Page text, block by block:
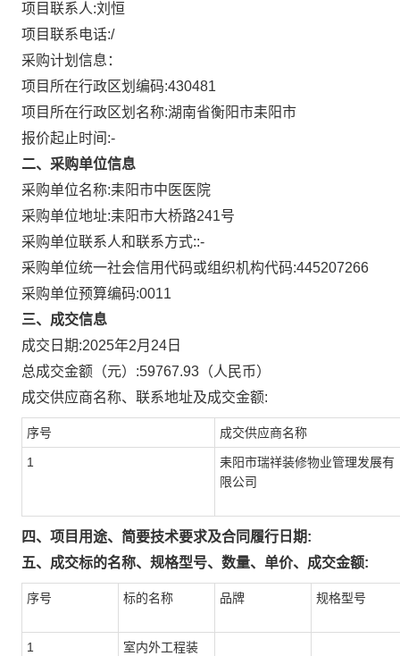
项目联系人:刘恒
项目联系电话:/
采购计划信息：
项目所在行政区划编码:430481
项目所在行政区划名称:湖南省衡阳市耒阳市
报价起止时间:-
二、采购单位信息
采购单位名称:耒阳市中医医院
采购单位地址:耒阳市大桥路241号
采购单位联系人和联系方式::-
采购单位统一社会信用代码或组织机构代码:445207266
采购单位预算编码:0011
三、成交信息
成交日期:2025年2月24日
总成交金额（元）:59767.93 （人民币）
成交供应商名称、联系地址及成交金额:
序号 成交供应商名称
1
耒阳市瑞祥装修物业管理发展有
限公司
四、项目用途、简要技术要求及合同履行日期:
五、成交标的名称、规格型号、数量、单价、成交金额:
序号 标的名称 品牌 规格型号
1
室内外工程装